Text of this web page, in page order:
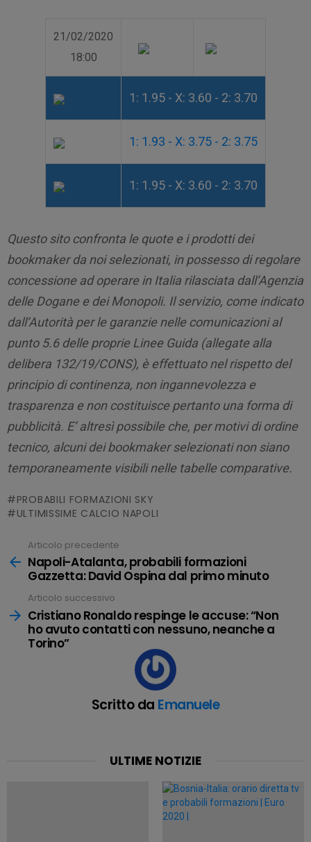
21/02/2020
18:00
1: 1.95 - X: 3.60 - 2: 3.70
1: 1.93 - X: 3.75 - 2: 3.75
1: 1.95 - X: 3.60 - 2: 3.70
Questo sito confronta le quote e i prodotti dei
bookmaker da noi selezionati, in possesso di regolare
concessione ad operare in Italia rilasciata dall’Agenzia
delle Dogane e dei Monopoli. Il servizio, come indicato
dall’Autorità per le garanzie nelle comunicazioni al
punto 5.6 delle proprie Linee Guida (allegate alla
delibera 132/19/CONS), è effettuato nel rispetto del
principio di continenza, non ingannevolezza e
trasparenza e non costituisce pertanto una forma di
pubblicità. E’ altresì possibile che, per motivi di ordine
tecnico, alcuni dei bookmaker selezionati non siano
temporaneamente visibili nelle tabelle comparative.
PROBABILI FORMAZIONI SKY
ULTIMISSIME CALCIO NAPOLI
Leggi
tutto
Articolo precedente
Napoli-Atalanta, probabili formazioni
Gazzetta: David Ospina dal primo minuto
Articolo successivo
Cristiano Ronaldo respinge le accuse: “Non
ho avuto contatti con nessuno, neanche a
Torino”
Scritto da Emanuele
ULTIME NOTIZIE